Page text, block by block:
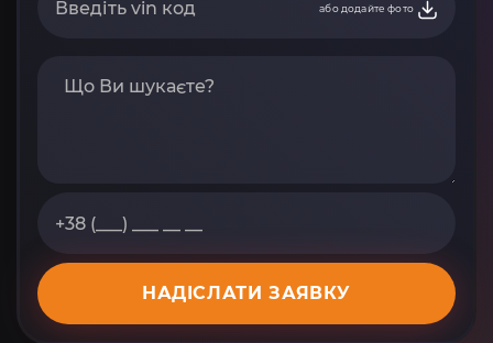
або додайте фото
НАДІСЛАТИ ЗАЯВКУ